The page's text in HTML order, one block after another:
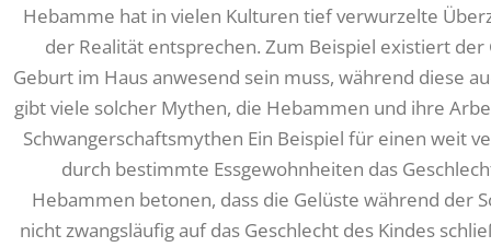
Hebamme hat in vielen Kulturen tief verwurzelte
der Realität entsprechen. Zum Beispiel existiert
Geburt im Haus anwesend sein muss, während diese
gibt viele solcher Mythen, die Hebammen und ihre
Schwangerschaftsmythen Ein Beispiel für einen weit
durch bestimmte Essgewohnheiten das
Hebammen betonen, dass die Gelüste während der
nicht zwangsläufig auf das Geschlecht des Kindes